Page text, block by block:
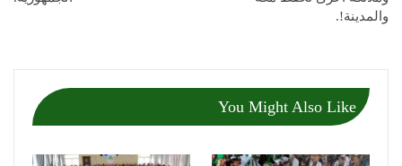
والمدينة!.
You Might Also Like